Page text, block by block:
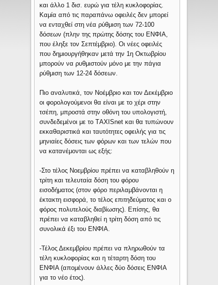
και άλλο 1 δισ. ευρώ για τέλη κυκλοφορίας.
Καμία από τις παραπάνω οφειλές δεν μπορεί
να ενταχθεί στη νέα ρύθμιση των 72-100
δόσεων (πλην της πρώτης δόσης του ΕΝΦΙΑ,
που έληξε τον Σεπτέμβριο). Οι νέες οφειλές
που δημιουργήθηκαν μετά την 1η Οκτωβρίου
μπορούν να ρυθμιστούν μόνο με την πάγια
ρύθμιση των 12-24 δόσεων.
Πιο αναλυτικά, τον Νοέμβριο και τον Δεκέμβριο
οι φορολογούμενοι θα είναι με το χέρι στην
τσέπη, μπροστά στην οθόνη του υπολογιστή,
συνδεδεμένοι με το ΤAXISnet και θα τυπώνουν
εκκαθαριστικά και ταυτότητες οφειλής για τις
μηνιαίες δόσεις των φόρων και των τελών που
να κατανέμονται ως εξής:
-Στο τέλος Νοεμβρίου πρέπει να καταβληθούν η
τρίτη και τελευταία δόση του φόρου
εισοδήματος (στον φόρο περιλαμβάνονται η
έκτακτη εισφορά, το τέλος επιτηδεύματος και ο
φόρος πολυτελούς διαβίωσης). Επίσης, θα
πρέπει να καταβληθεί η τρίτη δόση από τις
συνολικά έξι του ΕΝΦΙΑ.
-Τέλος Δεκεμβρίου πρέπει να πληρωθούν τα
τέλη κυκλοφορίας και η τέταρτη δόση του
ΕΝΦΙΑ (απομένουν άλλες δύο δόσεις ΕΝΦΙΑ
για το νέο έτος).